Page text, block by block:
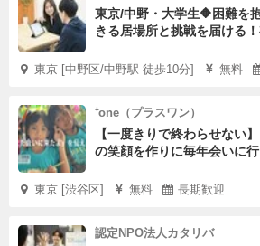
東京/中野・大学生🔶困難を
きる居場所と挑戦を届ける
東京 [中野区/中野駅 徒歩10分] 無料
⁺one（プラスワン）
【一度きりで終わらせない
の笑顔を作りに毎年会いに行
東京 [渋谷区] 無料 長期歓迎
認定NPO法人カタリバ